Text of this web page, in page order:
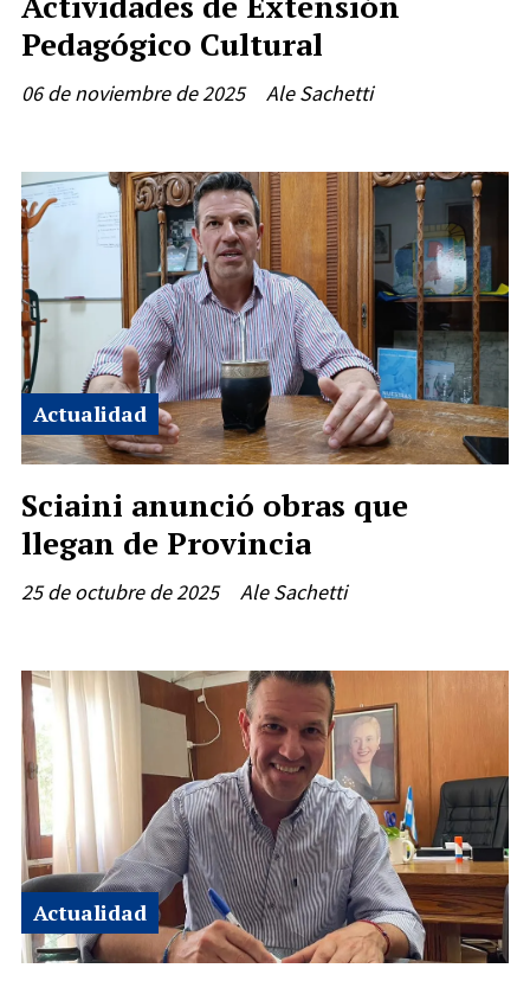
Pedagógico Cultural
Ale Sachetti
06 de noviembre de 2025
Sciaini anunció obras que
llegan de Provincia
Ale Sachetti
Actualidad
25 de octubre de 2025
Actualidad